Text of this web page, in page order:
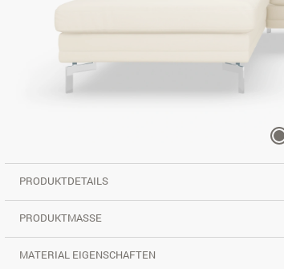
PRODUKTDETAILS
PRODUKTMASSE
MATERIAL EIGENSCHAFTEN